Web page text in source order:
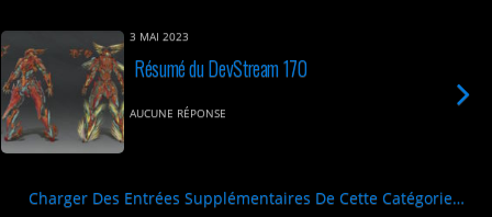
3 MAI 2023
Résumé du DevStream 170
AUCUNE RÉPONSE
Charger Des Entrées Supplémentaires De Cette Catégorie…